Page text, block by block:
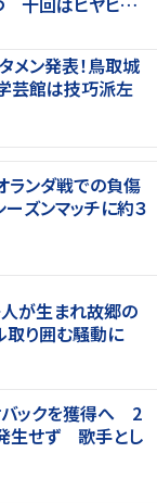
メン発表！鳥取城
芸館は技巧派左
ンダ戦での負傷
ズンマッチに約３
が生まれ故郷の
取り囲む騒動に
バックを獲得へ 2
生せず 歌手とし